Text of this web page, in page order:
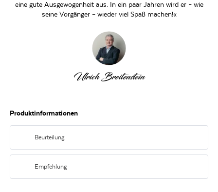
eine gute Ausgewogenheit aus. In ein paar Jahren wird er – wie
seine Vorgänger – wieder viel Spaß machen!«
Ulrich Breitenstein
Produktinformationen
Beurteilung
Ein Bukett von Himbeeren und Brombeeren, am Gaumen eine konzentrierte
Textur mit einem schönen Abgang und mineralischen Details.
Empfehlung